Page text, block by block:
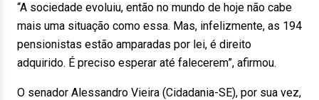
“A sociedade evoluiu, então no mundo de hoje não cabe
mais uma situação como essa. Mas, infelizmente, as 194
pensionistas estão amparadas por lei, é direito
adquirido. É preciso esperar até falecerem”, afirmou.
O senador Alessandro Vieira (Cidadania-SE), por sua vez,